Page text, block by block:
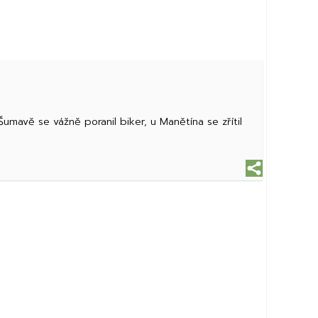
se vážně poranil biker, u Manětína se zřítil